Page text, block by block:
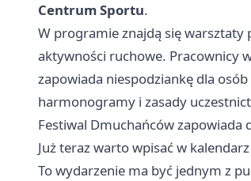
Centrum Sportu.
W programie znajdą się warsztaty
aktywności ruchowe. Pracownicy
zapowiada niespodziankę dla
harmonogramy i zasady
Festiwal Dmuchańców zapowiada
Już teraz warto wpisać w
To wydarzenie ma być jednym z